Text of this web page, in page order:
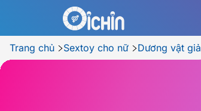
Trang chủ Sextoy cho nữ Dương vật giả